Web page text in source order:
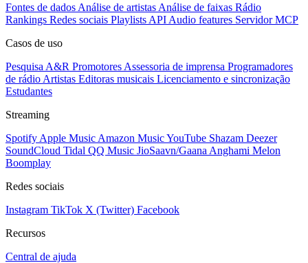
Fontes de dados Análise de artistas Análise de faixas Rádio
Rankings Redes sociais Playlists API Audio features Servidor MCP
Casos de uso
Pesquisa A&R Promotores Assessoria de imprensa Programadores
de rádio Artistas Editoras musicais Licenciamento e sincronização
Estudantes
Streaming
Spotify Apple Music Amazon MusicYouTube Shazam Deezer
SoundCloud Tidal QQ Music JioSaavn/Gaana Anghami Melon
Boomplay
Redes sociais
Instagram TikTok X (Twitter) Facebook
Recursos
Central de ajuda